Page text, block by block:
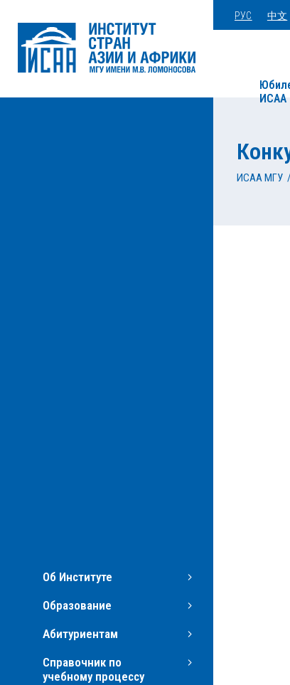
РУС 中文
ИСАА
Об Институте
Образование
Абитуриентам
Справочник по
учебному процессу
ИСАА МГУ /